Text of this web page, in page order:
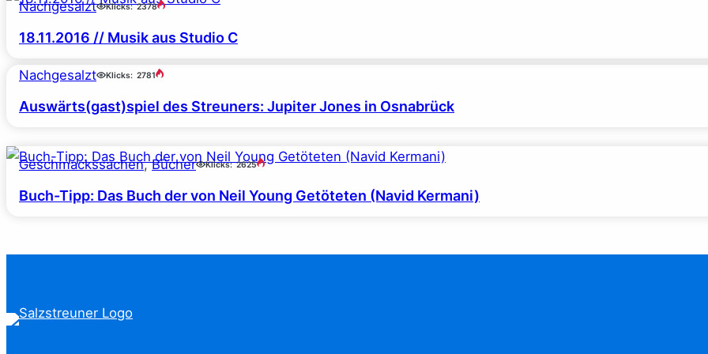
Nachgesalzt Klicks: 2378
18.11.2016 // Musik aus Studio C
Nachgesalzt Klicks: 2781
Auswärts(gast)spiel des Streuners: Jupiter Jones in Osnabrück
Geschmackssachen, Bücher Klicks: 2625
Buch-Tipp: Das Buch der von Neil Young Getöteten (Navid Kermani)